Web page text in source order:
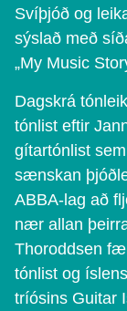
Svíþjóð og
sýslað með
„My Music
Dagskrá
tónlist eftir
gítartónlist
sænskan
ABBA-lag að
nær allan
Thoroddsen
tónlist og
tríósins Guitar